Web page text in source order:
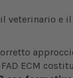
il veterinario e
ECM